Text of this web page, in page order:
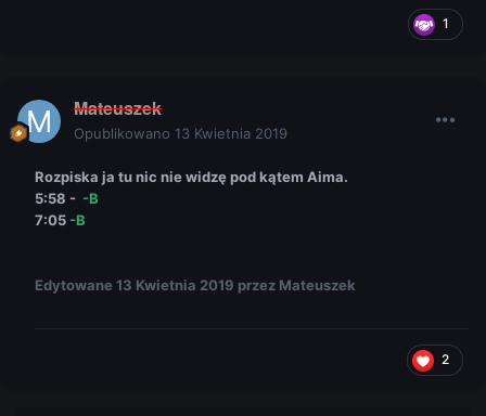
1
Mateuszek
Opublikowano 13 Kwietnia 2019
Rozpiska ja tu nic nie widzę pod kątem Aima.
5:58 - -B
7:05 -B
Edytowane 13 Kwietnia 2019 przez Mateuszek
2